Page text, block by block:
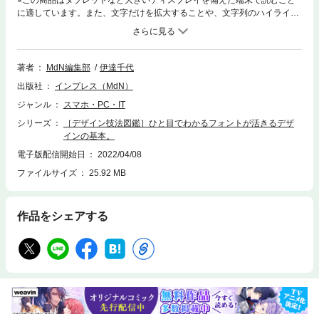
に適しています。また、文字だけを拡大することや、文字列のハイライ
ト、検索、辞書の参照、引用などの機能が使用できません。この商品は固
定レイアウトで作成されており、タブレットなど大きいディスプレイを備
えた端末で読むことに適しています。また、文字列のハイライトや検索、
辞書の参照、引用などの機能が使用できません。〈電子書籍版に関する注
ューア機能が制限されるほか、端末によって見え方が異なりますので、ご
購入前にお使いの端末にて「無料サンプル」をお試しください。【フォン
で直感的に理解できる［デザイン技法図鑑］シリーズの第3弾です。「レ
イアウト」「配色デザイン」に続き、デザインの重要な役割を担う「文
字」と「フォント」。デザインで活かすにはどうしたらいいかがひと目で
わかるよう、イメージによって変わる使い分け、文字を活かしたデザイン
テクニック、文字とフォントの基礎の3章構成で解説します。デザインに
「伝わる」情報となるかが決まってきます。フォントを無自覚に使うので
経験の浅い初心者にはなかなか難しいことです。本書は、そんな初心者の
方やフォント選びに限界を感じているデザイナーの方に向けて、文字の基
うに直感的にビジュアルに理解できる仕組みとなっています。デザイン力
を上げるための「文字」と「フォント」の活かし方が、実践的に身につく
著者 MdN編集部
伊達千代
出版社
インプレス（MdN）
ジャンル
スマホ・PC・IT
シリーズ
［デザイン技法図鑑］ひと目でわかるフォントが活きるデザ
インの基本。
電子版配信開始日
2022/04/08
ファイルサイズ
25.92 MB
作品をシェアする